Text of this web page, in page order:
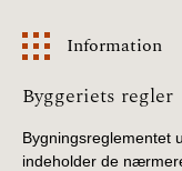
Information
Information
Byggeriets regler
Bygningsreglementet
indeholder de